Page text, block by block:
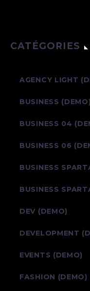
CATÉGORIES
AGENCY LIGHT
BUSINESS (DEMO)
BUSINESS 04
BUSINESS 06
BUSINESS
BUSINESS
DEV (DEMO)
DEVELOPMENT
EVENTS (DEMO)
FASHION (DEMO)